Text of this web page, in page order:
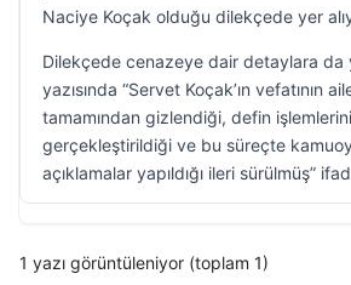
Naciye Koçak olduğu dilekçede yer
Dilekçede cenazeye dair detaylara da
yazısında “Servet Koçak’ın vefatının
tamamından gizlendiği, defin
gerçekleştirildiği ve bu süreçte
açıklamalar yapıldığı ileri sürülmüş”
1 yazı görüntüleniyor (toplam 1)